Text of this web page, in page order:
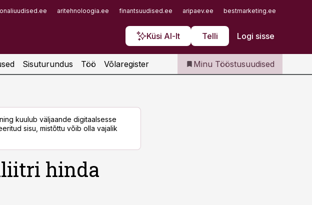
aritehnoloogia.ee finantsuudised.ee aripaev.ee bestmarketing.ee
Küsi AI-lt Telli Logi sisse
Iseteenindus
Telli Tööstusuudised
Sisuturundus Töö Võlaregister Minu Tööstusuudised
kuulub väljaande digitaalsesse
sisu, mistõttu võib olla vajalik
hinda